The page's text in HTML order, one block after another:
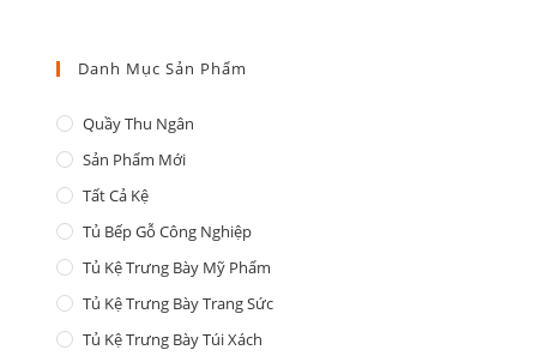
Danh Mục Sản Phẩm
Quầy Thu Ngân
Sản Phẩm Mới
Tất Cả Kệ
Tủ Bếp Gỗ Công Nghiệp
Tủ Kệ Trưng Bày Mỹ Phẩm
Tủ Kệ Trưng Bày Trang Sức
Tủ Kệ Trưng Bày Túi Xách